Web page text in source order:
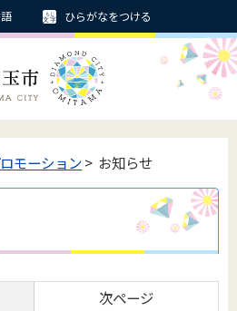
ひらがなをつける
モーション> お知らせ
次ページ